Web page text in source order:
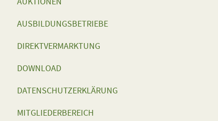
AUSBILDUNGSBETRIEBE
DIREKTVERMARKTUNG
DOWNLOAD
DATENSCHUTZERKLÄRUNG
MITGLIEDERBEREICH